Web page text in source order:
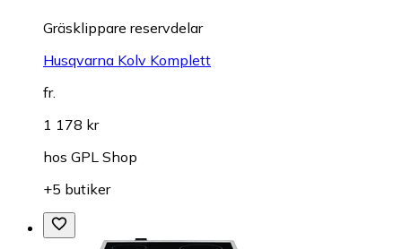
Gräsklippare reservdelar
Husqvarna Kolv Komplett
fr.
1 178 kr
hos GPL Shop
+5 butiker